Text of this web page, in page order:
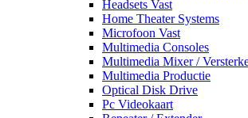
Headsets Vast
Home Theater Systems
Microfoon Vast
Multimedia Consoles
Multimedia Mixer /
Multimedia Productie
Optical Disk Drive
Pc Videokaart